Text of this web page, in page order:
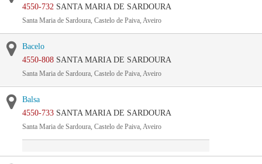
4550-732 SANTA MARIA DE SARDOURA
Santa Maria de Sardoura, Castelo de Paiva, Aveiro
Bacelo
4550-808 SANTA MARIA DE SARDOURA
Santa Maria de Sardoura, Castelo de Paiva, Aveiro
Balsa
4550-733 SANTA MARIA DE SARDOURA
Santa Maria de Sardoura, Castelo de Paiva, Aveiro